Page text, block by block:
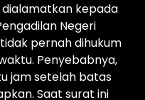
dialamatkan kepada
Negeri
pernah dihukum
Penyebabnya,
jam setelah batas
Saat surat ini